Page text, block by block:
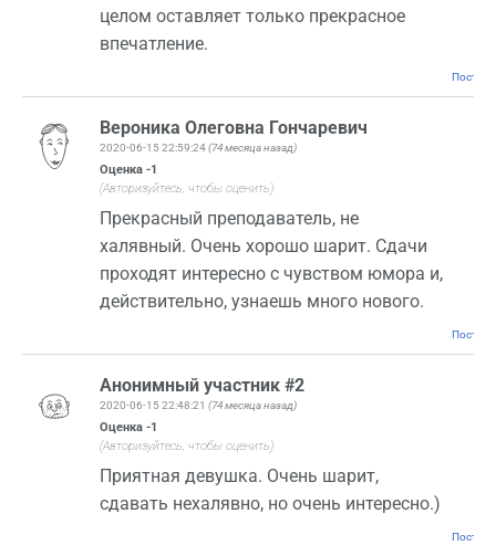
целом оставляет только прекрасное
впечатление.
Вероника Олеговна Гончаревич
2020-06-15 22:59:24(74 месяца назад)
Оценка -1
(Авторизуйтесь, чтобы оценить)
Прекрасный преподаватель, не
халявный. Очень хорошо шарит. Сдачи
проходят интересно с чувством юмора и,
действительно, узнаешь много нового.
Анонимный участник #2
2020-06-15 22:48:21 (74 месяца назад)
Оценка -1
(Авторизуйтесь, чтобы оценить)
Приятная девушка. Очень шарит,
сдавать нехалявно, но очень интересно.)